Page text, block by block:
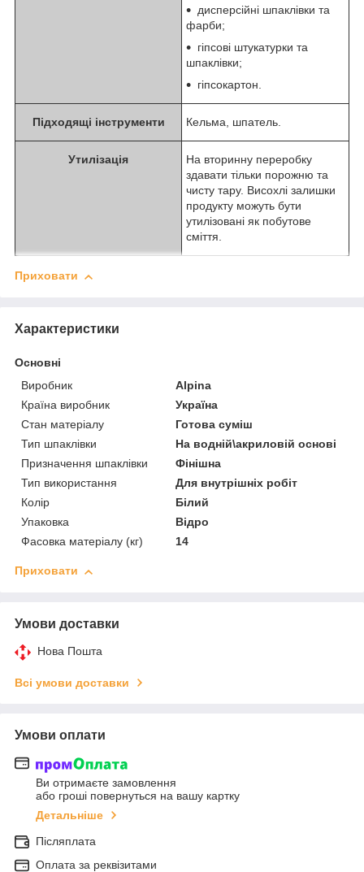
дисперсійні шпаклівки та
фарби;
гіпсові штукатурки та
шпаклівки;
гіпсокартон.
Підходящі інструменти Кельма, шпатель.
Утилізація
На вторинну переробку
здавати тільки порожню та
чисту тару. Висохлі залишки
продукту можуть бути
утилізовані як побутове
сміття.
Приховати
Характеристики
Основні
Виробник
Alpina
Країна виробник
Україна
Стан матеріалу
Готова суміш
Тип шпаклівки
На водній\акриловій основі
Призначення шпаклівки
Фінішна
Тип використання
Для внутрішніх робіт
Колір
Білий
Упаковка
Відро
Фасовка матеріалу (кг)
14
Приховати
Умови доставки
Нова Пошта
Всі умови доставки
Умови оплати
Ви отримаєте замовлення
або гроші повернуться на вашу картку
Детальніше
Післяплата
Оплата за реквізитами